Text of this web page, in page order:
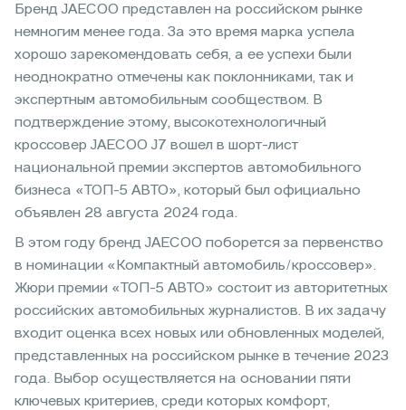
Бренд JAECOO представлен на российском рынке
немногим менее года. За это время марка успела
хорошо зарекомендовать себя, а ее успехи были
неоднократно отмечены как поклонниками, так и
экспертным автомобильным сообществом. В
подтверждение этому, высокотехнологичный
кроссовер JAECOO J7 вошел в шорт-лист
национальной премии экспертов автомобильного
бизнеса «ТОП-5 АВТО», который был официально
объявлен 28 августа 2024 года.
В этом году бренд JAECOO поборется за первенство
в номинации «Компактный автомобиль/кроссовер».
Жюри премии «ТОП-5 АВТО» состоит из авторитетных
российских автомобильных журналистов. В их задачу
входит оценка всех новых или обновленных моделей,
представленных на российском рынке в течение 2023
года. Выбор осуществляется на основании пяти
ключевых критериев, среди которых комфорт,